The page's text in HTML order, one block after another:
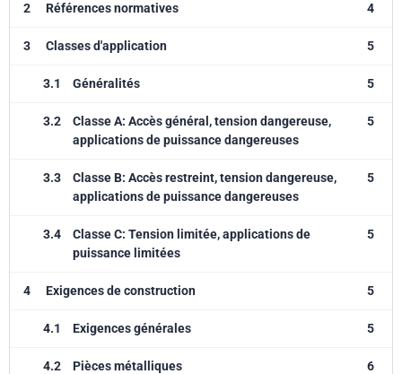
2 Références normatives 4
3 Classes d'application 5
3.1 Généralités 5
3.2
Classe A: Accès général, tension dangereuse,
applications de puissance dangereuses
5
3.3
Classe B: Accès restreint, tension dangereuse,
applications de puissance dangereuses
5
3.4
Classe C: Tension limitée, applications de
puissance limitées
5
4 Exigences de construction 5
4.1 Exigences générales 5
4.2 Pièces métalliques 6